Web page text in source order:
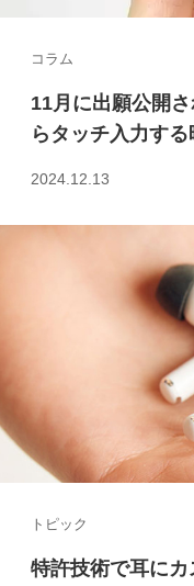
コラム
11月に出願公開
らタッチ入力す
2024.12.13
トピック
特許技術で耳に